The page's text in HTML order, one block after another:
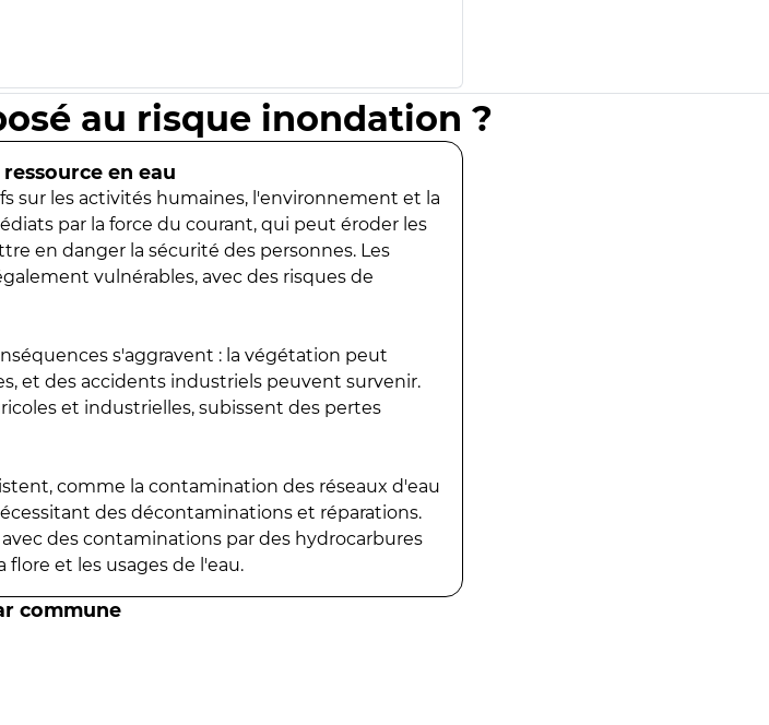
au risque inondation ?
en eau
sur les activités humaines, l'environnement et la
par la force du courant, qui peut éroder les
en danger la sécurité des personnes. Les
vulnérables, avec des risques de
s'aggravent : la végétation peut
et des accidents industriels peuvent survenir.
et industrielles, subissent des pertes
comme la contamination des réseaux d'eau
des décontaminations et réparations.
des contaminations par des hydrocarbures
et les usages de l'eau.
commune